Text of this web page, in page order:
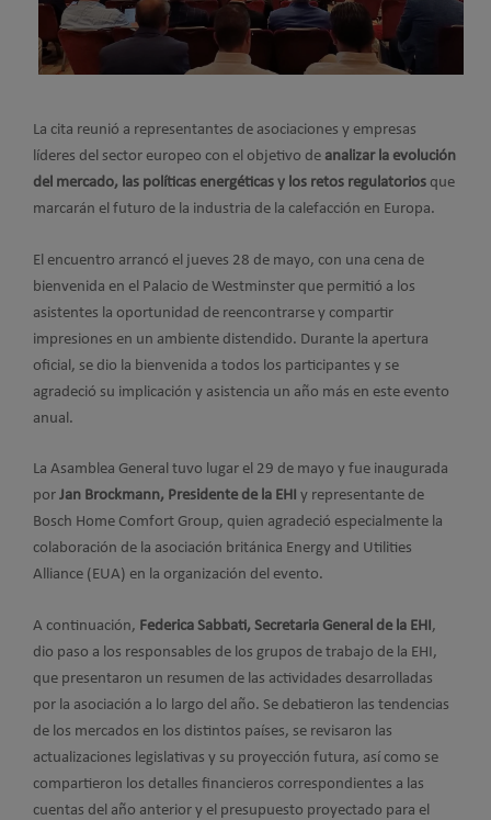
La cita reunió a representantes de asociaciones y empresas
líderes del sector europeo con el objetivo de analizar la evolución
del mercado, las políticas energéticas y los retos regulatorios que
marcarán el futuro de la industria de la calefacción en Europa.
El encuentro arrancó el jueves 28 de mayo, con una cena de
bienvenida en el Palacio de Westminster que permitió a los
asistentes la oportunidad de reencontrarse y compartir
impresiones en un ambiente distendido. Durante la apertura
oficial, se dio la bienvenida a todos los participantes y se
agradeció su implicación y asistencia un año más en este evento
anual.
La Asamblea General tuvo lugar el 29 de mayo y fue inaugurada
por Jan Brockmann, Presidente de la EHI y representante de
Bosch Home Comfort Group, quien agradeció especialmente la
colaboración de la asociación británica Energy and Utilities
Alliance (EUA) en la organización del evento.
A continuación, Federica Sabbati, Secretaria General de la EHI ,
dio paso a los responsables de los grupos de trabajo de la EHI,
que presentaron un resumen de las actividades desarrolladas
por la asociación a lo largo del año. Se debatieron las tendencias
de los mercados en los distintos países, se revisaron las
actualizaciones legislativas y su proyección futura, así como se
compartieron los detalles financieros correspondientes a las
cuentas del año anterior y el presupuesto proyectado para el